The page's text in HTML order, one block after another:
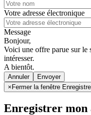
Votre adresse électronique
Message
Bonjour,
Voici une offre parue sur le
intéresser.
A bientôt.
Annuler
× Fermer la fenêtre
Enregistrer mon